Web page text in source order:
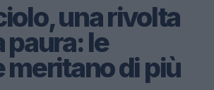
una rivolta
paura: le
meritano di più